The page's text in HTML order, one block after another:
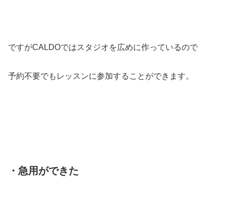
ですがCALDOではスタジオを広めに作っているので
予約不要でもレッスンに参加することができます。
・急用ができた